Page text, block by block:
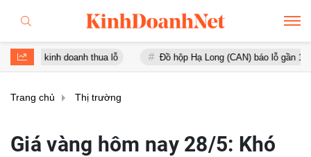
doanh thua lỗ Đồ hộp Hạ Long (CAN) báo lỗ gần 16 tỷ đồng, tài
Trang chủ Thị trường
Giá vàng hôm nay 28/5: Khó